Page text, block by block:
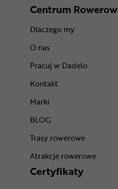
Centrum
Dlaczego my
O nas
Pracuj w Dadelo
Kontakt
Marki
BLOG
Trasy rowerowe
Atrakcje rowerowe
Certyfikaty